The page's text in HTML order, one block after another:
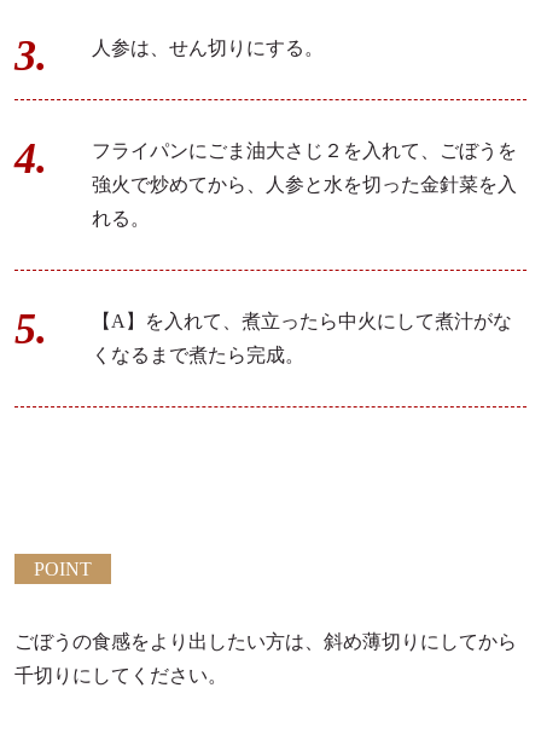
人参は、せん切りにする。
フライパンにごま油大さじ２を入れて、ごぼうを
強火で炒めてから、人参と水を切った金針菜を入
れる。
【A】を入れて、煮立ったら中火にして煮汁がな
くなるまで煮たら完成。
POINT
ごぼうの食感をより出したい方は、斜め薄切りにしてから
千切りにしてください。